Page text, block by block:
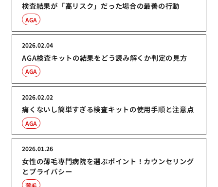
検査結果が「高リスク」だった場合の最善の行動
AGA
AGA検査キットの結果をどう読み解くか判定の見方
2026.02.04
AGA
痛くないし簡単すぎる検査キットの使用手順と注意点
2026.02.02
AGA
女性の薄毛専門病院を選ぶポイント！カウンセリング
とプライバシー
2026.01.26
薄毛